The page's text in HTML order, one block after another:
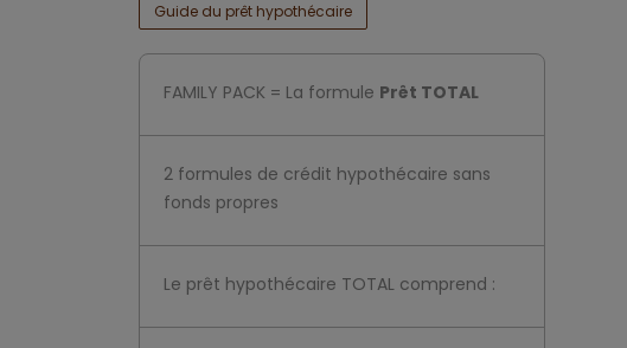
Guide du prêt hypothécaire
FAMILY PACK = La formule Prêt TOTAL
2 formules de crédit hypothécaire sans
fonds propres
Le prêt hypothécaire TOTAL comprend :